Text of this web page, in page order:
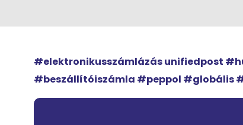
#elektronikusszámlázás unifiedpost
#beszállítóiszámla #peppol #globális